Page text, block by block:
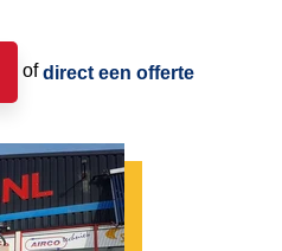
ofdirect een offerte